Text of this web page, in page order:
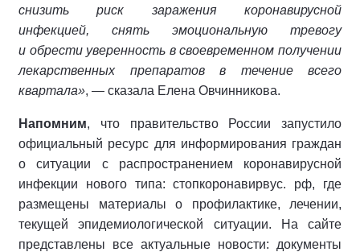
снизить риск заражения коронавирусной
инфекцией, снять эмоциональную тревогу
и обрести уверенность в своевременном получении
лекарственных препаратов в течение всего
квартала», — сказала Елена Овчинникова.
Напомним, что правительство России запустило
официальный ресурс для информирования граждан
о ситуации с распространением коронавирусной
инфекции нового типа: стопкоронавирвус. рф, где
размещены материалы о профилактике, лечении,
текущей эпидемиологической ситуации. На сайте
представлены все актуальные новости: документы